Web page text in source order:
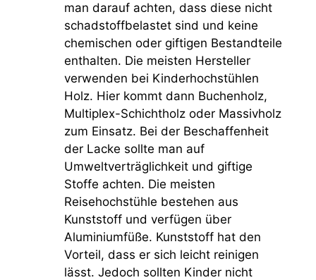
man darauf achten, dass diese nicht
schadstoffbelastet sind und keine
chemischen oder giftigen Bestandteile
enthalten. Die meisten Hersteller
verwenden bei Kinderhochstühlen
Holz. Hier kommt dann Buchenholz,
Multiplex-Schichtholz oder Massivholz
zum Einsatz. Bei der Beschaffenheit
der Lacke sollte man auf
Umweltverträglichkeit und giftige
Stoffe achten. Die meisten
Reisehochstühle bestehen aus
Kunststoff und verfügen über
Aluminiumfüße. Kunststoff hat den
Vorteil, dass er sich leicht reinigen
lässt. Jedoch sollten Kinder nicht